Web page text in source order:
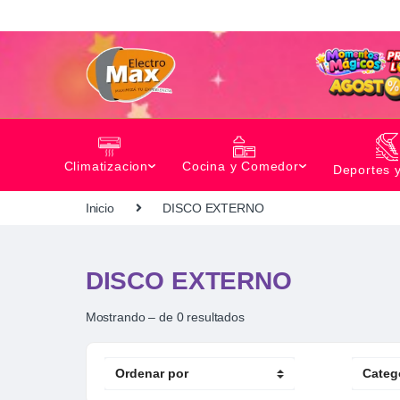
Climatizacion Cocina y Comedor Deportes
Inicio DISCO EXTERNO
DISCO EXTERNO
Mostrando – de 0 resultados